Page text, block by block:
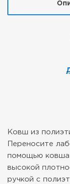
Ковш из
Переносите
помощью ковша
высокой
ручкой с